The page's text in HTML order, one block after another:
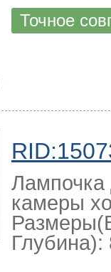
Точное
Лампочка
камеры
Глубина):